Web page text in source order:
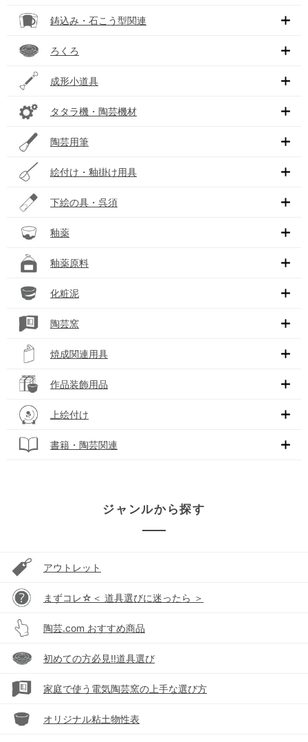
鋳込み・石こう型関連
ろくろ
成形小道具
タタラ機・陶芸機材
陶芸用筆
絵付け・釉掛け用具
下絵の具・呉須
釉薬
釉薬原料
化粧泥
陶芸窯
焼成関連用具
作品装飾用品
上絵付け
書籍・陶芸関連
ジャンルから探す
アウトレット
まずコレ☆＜ 道具選びに迷ったら ＞
陶芸.com おすすめ商品
初めての方必見!!道具選び
家庭で使う電気陶芸窯の上手な選び方
オリジナル粘土物性表